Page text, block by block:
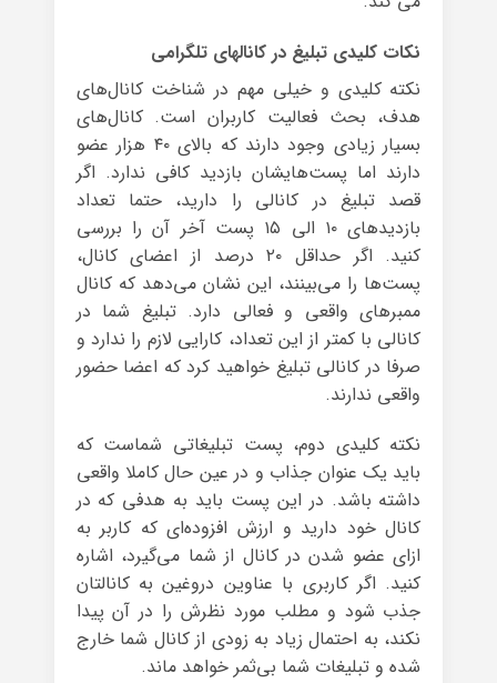
نکات کلیدی تبلیغ در کانالهای تلگرامی
نکته کلیدی و خیلی مهم در شناخت کانال‌های
هدف، بحث فعالیت کاربران است. کانال‌های
بسیار زیادی وجود دارند که بالای ۴۰ هزار عضو
دارند اما پست‌هایشان بازدید کافی ندارد. اگر
قصد تبلیغ در کانالی را دارید، حتما تعداد
بازدیدهای ۱۰ الی ۱۵ پست آخر آن را بررسی
کنید. اگر حداقل ۲۰ درصد از اعضای کانال،
پست‌ها را می‌بینند، این نشان می‌دهد که کانال
ممبرهای واقعی و فعالی دارد. تبلیغ شما در
کانالی با کمتر از این تعداد، کارایی لازم را ندارد و
صرفا در کانالی تبلیغ خواهید کرد که اعضا حضور
واقعی ندارند.
نکته کلیدی دوم، پست تبلیغاتی شماست که
باید یک عنوان جذاب و در عین حال کاملا واقعی
داشته باشد. در این پست باید به هدفی که در
کانال خود دارید و ارزش افزوده‌ای که کاربر به
ازای عضو شدن در کانال از شما می‌گیرد، اشاره
کنید. اگر کاربری با عناوین دروغین به کانالتان
جذب شود و مطلب مورد نظرش را در آن پیدا
نکند، به احتمال زیاد به زودی از کانال شما خارج
شده و تبلیغات شما بی‌ثمر خواهد ماند.